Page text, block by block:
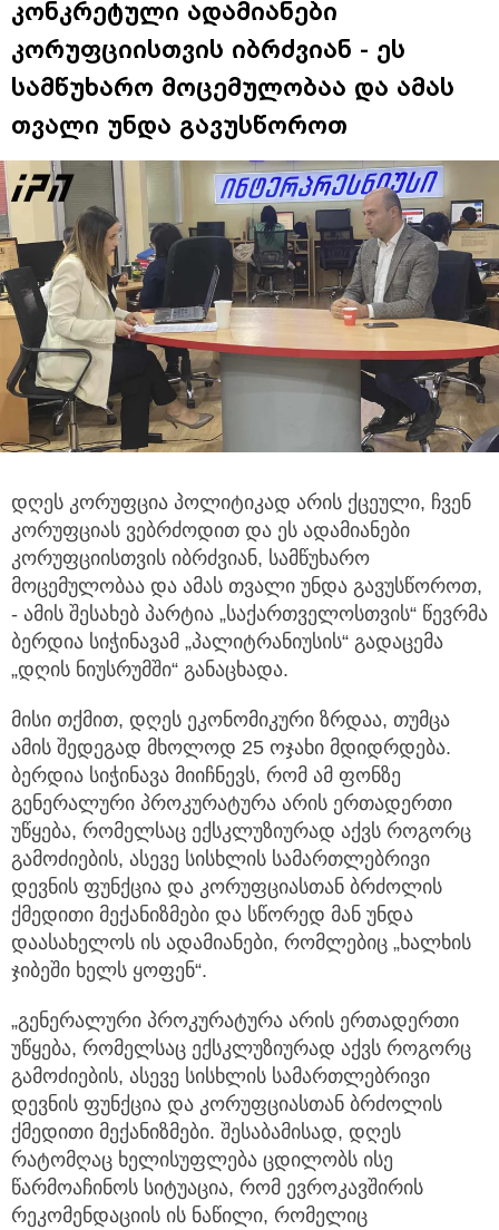
კონკრეტული ადამიანები
კორუფციისთვის იბრძვიან - ეს
სამწუხარო მოცემულობაა და ამას
თვალი უნდა გავუსწოროთ
დღეს კორუფცია პოლიტიკად არის ქცეული, ჩვენ
კორუფციას ვებრძოდით და ეს ადამიანები
კორუფციისთვის იბრძვიან, სამწუხარო
მოცემულობაა და ამას თვალი უნდა გავუსწოროთ,
- ამის შესახებ პარტია „საქართველოსთვის“ წევრმა
ბერდია სიჭინავამ „პალიტრანიუსის“ გადაცემა
„დღის ნიუსრუმში“ განაცხადა.
მისი თქმით, დღეს ეკონომიკური ზრდაა, თუმცა
ამის შედეგად მხოლოდ 25 ოჯახი მდიდრდება.
ბერდია სიჭინავა მიიჩნევს, რომ ამ ფონზე
გენერალური პროკურატურა არის ერთადერთი
უწყება, რომელსაც ექსკლუზიურად აქვს როგორც
გამოძიების, ასევე სისხლის სამართლებრივი
დევნის ფუნქცია და კორუფციასთან ბრძოლის
ქმედითი მექანიზმები და სწორედ მან უნდა
დაასახელოს ის ადამიანები, რომლებიც „ხალხის
ჯიბეში ხელს ყოფენ“.
„გენერალური პროკურატურა არის ერთადერთი
უწყება, რომელსაც ექსკლუზიურად აქვს როგორც
გამოძიების, ასევე სისხლის სამართლებრივი
დევნის ფუნქცია და კორუფციასთან ბრძოლის
ქმედითი მექანიზმები. შესაბამისად, დღეს
რატომღაც ხელისუფლება ცდილობს ისე
წარმოაჩინოს სიტუაცია, რომ ევროკავშირის
რეკომენდაციის ის ნაწილი, რომელიც